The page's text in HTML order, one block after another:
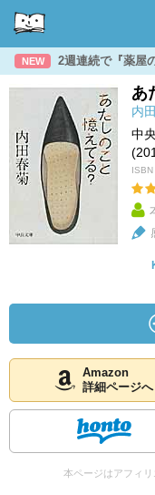
NEW 2週連続で『薬屋
あ
内
中
ISBN
Amazon
詳細ページへ
本ページはアフィ